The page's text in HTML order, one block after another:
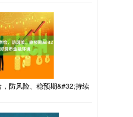
防风险、稳预期&#32;持续